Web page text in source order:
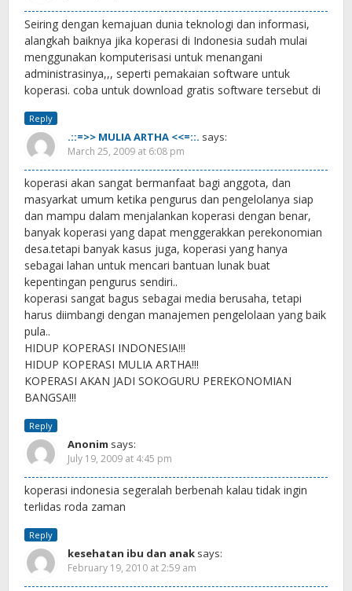
Seiring dengan kemajuan dunia teknologi dan informasi,
alangkah baiknya jika koperasi di Indonesia sudah mulai
menggunakan komputerisasi untuk menangani
administrasinya,,, seperti pemakaian software untuk
koperasi. coba untuk download gratis software tersebut di
Reply
.::=>> MULIA ARTHA <<=::. says:
March 25, 2009 at 6:08 pm
koperasi akan sangat bermanfaat bagi anggota, dan
masyarkat umum ketika pengurus dan pengelolanya siap
dan mampu dalam menjalankan koperasi dengan benar,
banyak koperasi yang dapat menggerakkan perekonomian
desa.tetapi banyak kasus juga, koperasi yang hanya
sebagai lahan untuk mencari bantuan lunak buat
kepentingan pengurus sendiri..
koperasi sangat bagus sebagai media berusaha, tetapi
harus diimbangi dengan manajemen pengelolaan yang baik
pula..
HIDUP KOPERASI INDONESIA!!!
HIDUP KOPERASI MULIA ARTHA!!!
KOPERASI AKAN JADI SOKOGURU PEREKONOMIAN
BANGSA!!!
Reply
Anonim says:
July 19, 2009 at 4:45 pm
koperasi indonesia segeralah berbenah kalau tidak ingin
terlidas roda zaman
Reply
kesehatan ibu dan anak says:
February 19, 2010 at 2:59 am